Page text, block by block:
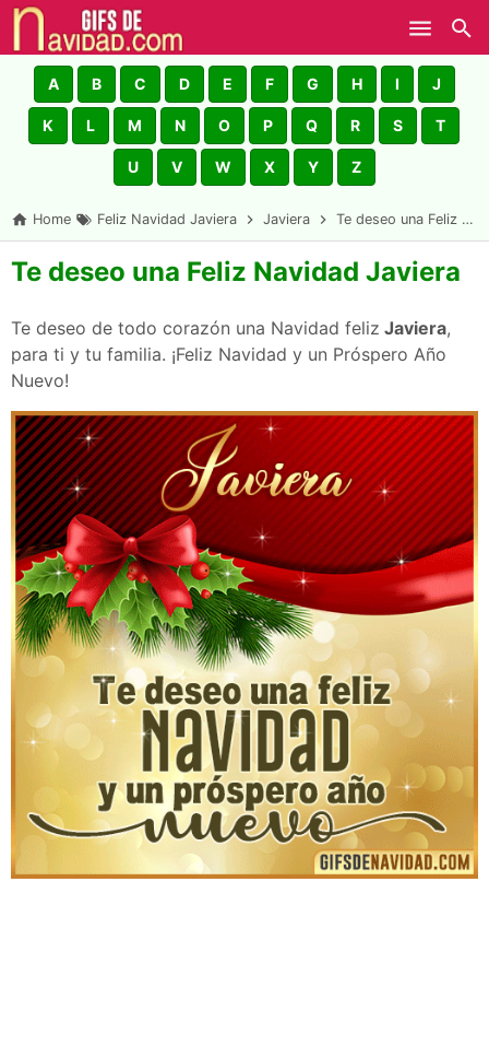
Skip to main content
A B C D E F G H I J
K L M N O P Q R S T
U V W X Y Z
Home Feliz Navidad Javiera Javiera Te deseo una Feliz Navidad Javiera
Te deseo una Feliz Navidad Javiera
Te deseo de todo corazón una Navidad feliz Javiera,
para ti y tu familia. ¡Feliz Navidad y un Próspero Año
Nuevo!